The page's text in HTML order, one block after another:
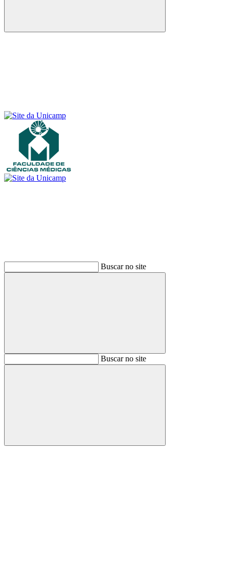
Buscar
Buscar no site
BuscarBuscar no site
Buscar